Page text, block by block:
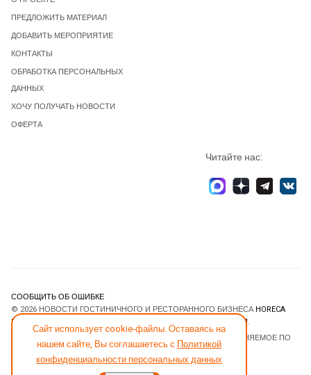
Сайт использует cookie-файлы. Оставаясь на
нашем сайте, Вы соглашаетесь с Политикой
конфиденциальности персональных данных
ПРЕДЛОЖИТЬ МАТЕРИАЛ
ДОБАВИТЬ МЕРОПРИЯТИЕ
КОНТАКТЫ
ОБРАБОТКА ПЕРСОНАЛЬНЫХ
ДАННЫХ
ХОЧУ ПОЛУЧАТЬ НОВОСТИ
ОФЕРТА
Читайте нас:
СООБЩИТЬ ОБ ОШИБКЕ
© 2026 НОВОСТИ ГОСТИНИЧНОГО И РЕСТОРАННОГО БИЗНЕСА HORECA
ESTATE
JOOMLART.COM.
- ПРОГРАММНОЕ ОБЕСПЕЧЕНИЕ, РАСПРОСТРАНЯЕМОЕ ПО
ЛИЦЕНЗИИGNU GENERAL PUBLIC LICENSE